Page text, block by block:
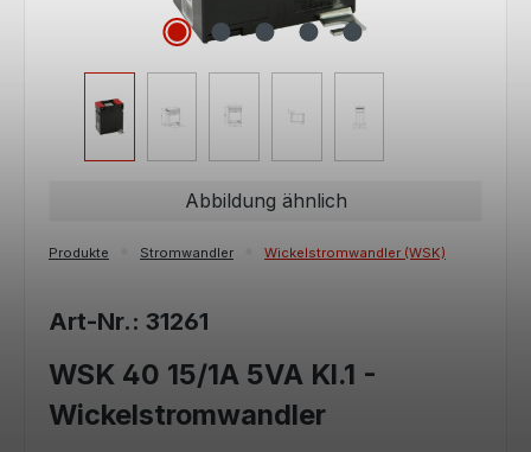
Abbildung ähnlich
Produkte Stromwandler Wickelstromwandler (WSK)
Art-Nr.: 31261
WSK 40 15/1A 5VA Kl.1 -
Wickelstromwandler